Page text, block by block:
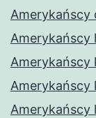
Amerykańscy
Amerykańscy
Amerykańscy
Amerykańscy
Amerykańscy